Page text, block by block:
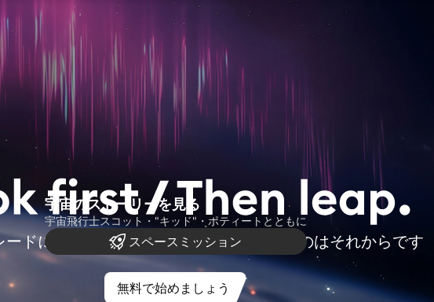
ードにリサーチは不可欠 ― コミットするのはそれからです
無料で始めましょう
宇宙のストーリーを見る
宇宙飛行士スコット・"キッド"・ポティートとともに
スペースミッション